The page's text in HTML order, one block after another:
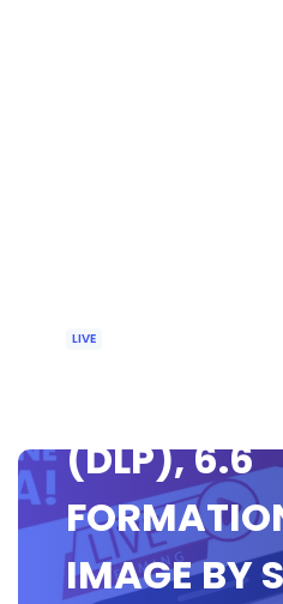
LIVE
(DLP), 6.6
IMAGE BY